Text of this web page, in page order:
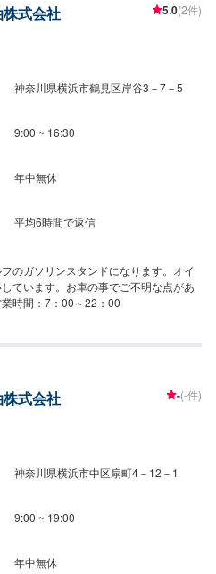
式会社 5.0(2件)
神奈川県横浜市鶴見区岸谷3－7－5
9:00 ~ 16:30
年中無休
平均6時間で返信
のガソリンスタンドになります。オイ
ています。お車の事でご不明な点があ
時間：7：00～22：00
式会社 -(-件)
神奈川県横浜市中区扇町4－12－1
9:00 ~ 19:00
年中無休